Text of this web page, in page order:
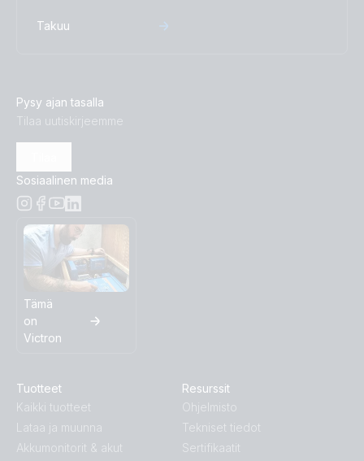
Takuu
Pysy ajan tasalla
Tilaa uutiskirjeemme
Sosiaalinen media
Tämä
on
Victron
Tuotteet
Kaikki tuotteet
Lataa ja muunna
Akkumonitorit & akut
Resurssit
Ohjelmisto
Tekniset tiedot
Sertifikaatit